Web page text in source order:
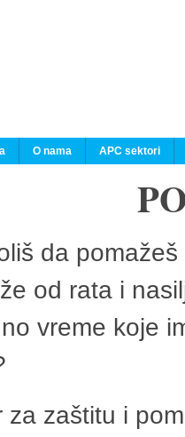
O nama APC sektori
da
od rata i
vreme koje
za zaštitu i